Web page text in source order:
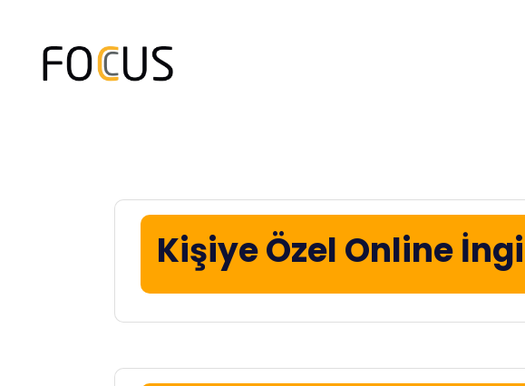
Kişiye Özel Online